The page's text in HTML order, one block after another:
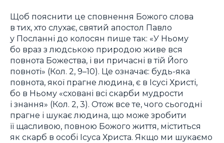
Щоб пояснити це сповнення Божого слова
в тих, хто слухає, святий апостол Павло
у Посланні до колосян пише так: «У Ньому
бо враз з людською природою живе вся
повнота Божества, і ви причасні в тій Його
повноті» (Кол. 2, 9–10). Це означає: будь-яка
повнота, якої прагне людина, є в Ісусі Христі,
бо в Ньому «сховані всі скарби мудрости
і знання» (Кол. 2, 3). Отож все те, чого сьогодні
прагне і шукає людина, що може зробити
її щасливою, повною Божого життя, міститься
як скарб в особі Ісуса Христа. Якщо ми шукаємо